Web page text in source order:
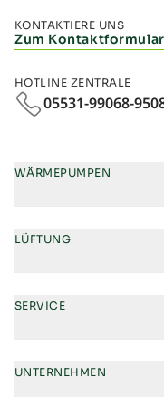
KONTAKTIERE UNS
Zum Kontaktformular
HOTLINE ZENTRALE
05531-99068-
WÄRMEPUMPEN
LÜFTUNG
SERVICE
UNTERNEHMEN